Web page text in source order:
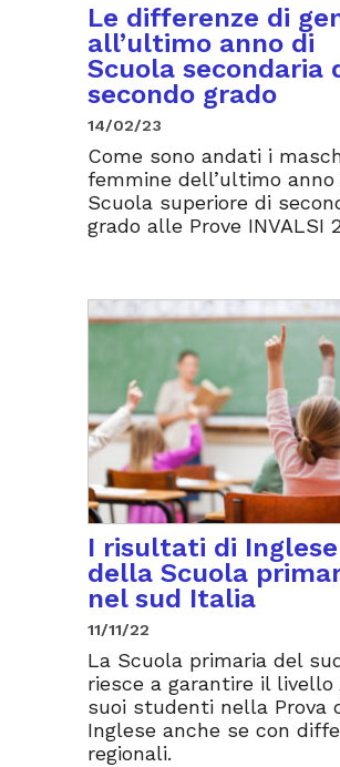
Le differenze di
all’ultimo anno di
Scuola secondaria
secondo grado
14/02/23
Come sono andati i
femmine dell’ultimo anno
Scuola superiore di
grado alle Prove INVALSI
I risultati di Inglese
della Scuola
nel sud Italia
11/11/22
La Scuola primaria del
riesce a garantire il livello
suoi studenti nella Prova
Inglese anche se con
regionali.